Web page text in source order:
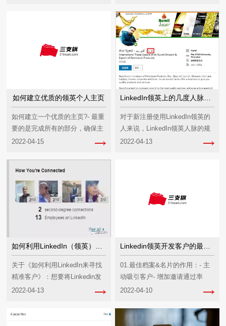
如何建立优质的领英个人主页
如何建立一个优质的主页?- 最重
要的是完成所有的部分，确保主
页的完整性- 头像：是主页中最
2022-04-15
对于新注册使用LinkedIn领英的
人来说，LinkedIn领英人脉的规
则一定是最让人头痛的问题之
2022-04-13
如何利用LinkedIn（领英）寻找精准客户
关于《如何利用LinkedIn来寻找
精准客户》：想要将Linkedin发
挥最大的作用，大家需要掌握
2022-04-13
Linkedin领英开发客户的最强攻略 ！
01.最佳档案&名片的作用：- 主
动吸引客户- 增加邀请通过率
（高效操作的开始）- 专业感爆
2022-04-10